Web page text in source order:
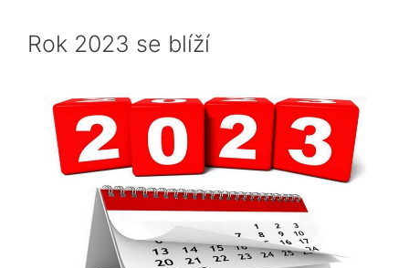
Rok 2023 se blíží